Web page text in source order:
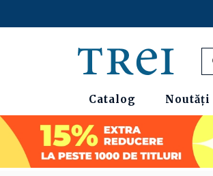
Catalog Noutăți